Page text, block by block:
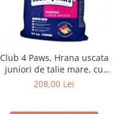
Club 4 Paws, Hrana uscata
juniori de talie mare, cu
pui, 14kg
208,00 Lei